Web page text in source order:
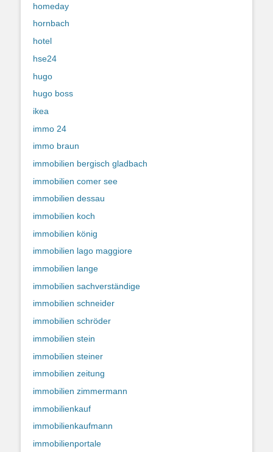
homeday
hornbach
hotel
hse24
hugo
hugo boss
ikea
immo 24
immo braun
immobilien bergisch gladbach
immobilien comer see
immobilien dessau
immobilien koch
immobilien könig
immobilien lago maggiore
immobilien lange
immobilien sachverständige
immobilien schneider
immobilien schröder
immobilien stein
immobilien steiner
immobilien zeitung
immobilien zimmermann
immobilienkauf
immobilienkaufmann
immobilienportale